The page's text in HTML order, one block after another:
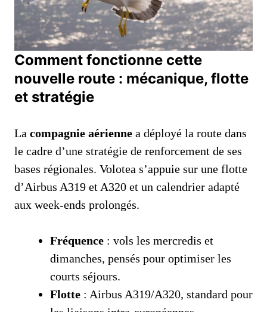
Comment fonctionne cette
nouvelle route : mécanique, flotte
et stratégie
La compagnie aérienne a déployé la route dans
le cadre d’une stratégie de renforcement de ses
bases régionales. Volotea s’appuie sur une flotte
d’Airbus A319 et A320 et un calendrier adapté
aux week-ends prolongés.
Fréquence : vols les mercredis et
dimanches, pensés pour optimiser les
courts séjours.
Flotte : Airbus A319/A320, standard pour